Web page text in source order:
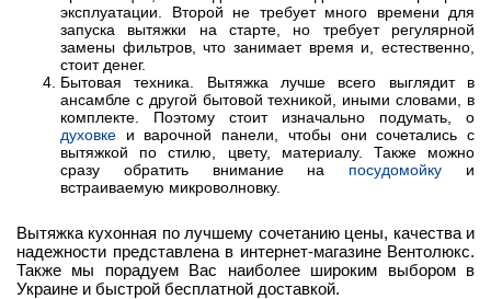
эксплуатации. Второй не требует много времени для
запуска вытяжки на старте, но требует регулярной
замены фильтров, что занимает время и, естественно,
стоит денег.
Бытовая техника. Вытяжка лучше всего выглядит в
ансамбле с другой бытовой техникой, иными словами, в
комплекте. Поэтому стоит изначально подумать, о
духовке и варочной панели, чтобы они сочетались с
вытяжкой по стилю, цвету, материалу. Также можно
сразу обратить внимание на посудомойку и
встраиваемую микроволновку.
Вытяжка кухонная по лучшему сочетанию цены, качества и
надежности представлена в интернет-магазине Вентолюкс.
Также мы порадуем Вас наиболее широким выбором в
Украине и быстрой бесплатной доставкой.